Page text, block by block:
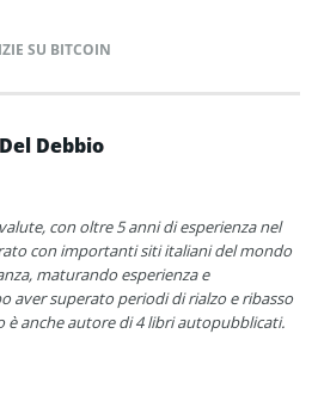
SU BITCOIN
Debbio
con oltre 5 anni di esperienza nel
con importanti siti italiani del mondo
maturando esperienza e
aver superato periodi di rialzo e ribasso
è anche autore di 4 libri autopubblicati.